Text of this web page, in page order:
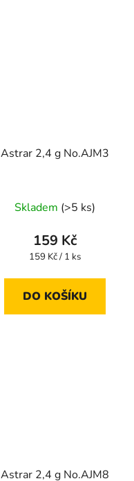
Astrar 2,4 g No.AJM3
Skladem (>5 ks)
159 Kč
Měrná
159 Kč / 1 ks
DO KOŠÍKU
Astrar 2,4 g No.AJM8